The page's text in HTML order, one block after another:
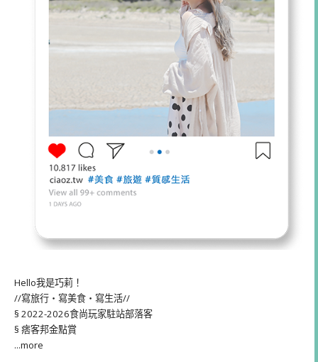
Hello我是巧莉！
//寫旅行・寫美食・寫生活//
§ 2022-2026食尚玩家駐站部落客
§ 痞客邦金點賞
...more